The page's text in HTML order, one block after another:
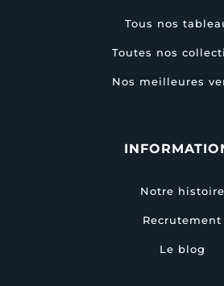
Tous nos
Toutes nos
Nos meilleures
Notre histoire
Recrutement
Le blog